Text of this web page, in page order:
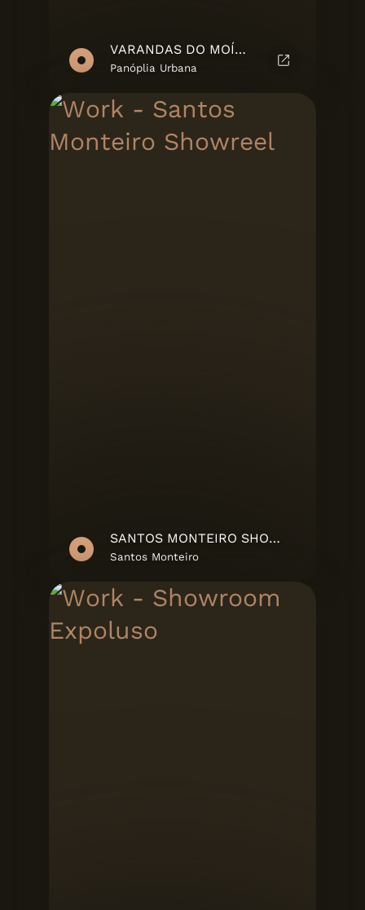
VARANDAS DO MOÍNHO - MARKETING SUITE
Panóplia Urbana
SANTOS MONTEIRO SHOWREEL
Santos Monteiro